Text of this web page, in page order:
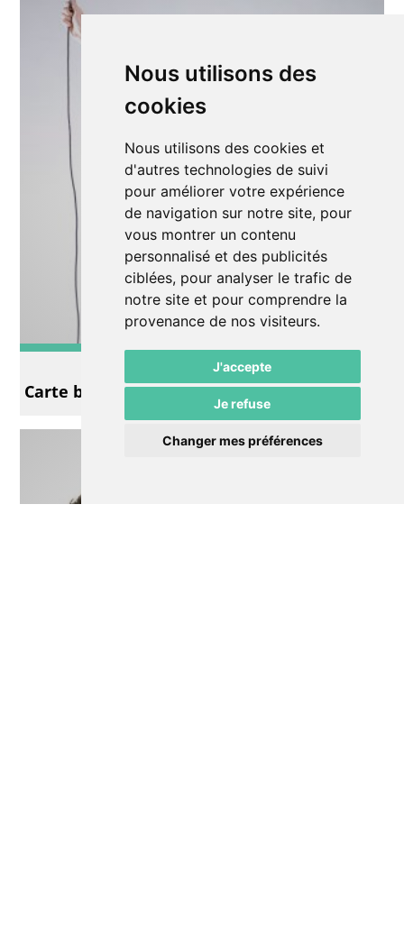
Nous utilisons des
cookies
Nous utilisons des cookies et
d'autres technologies de suivi
pour améliorer votre expérience
de navigation sur notre site, pour
vous montrer un contenu
personnalisé et des publicités
ciblées, pour analyser le trafic de
notre site et pour comprendre la
provenance de nos visiteurs.
J'accepte
Je refuse
Changer mes préférences
Carte blanche à Joël Maillard